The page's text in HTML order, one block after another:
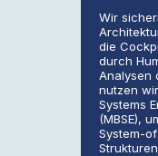
Wir
die
durch
Analysen
nutzen
Systems
(MBSE),
System-